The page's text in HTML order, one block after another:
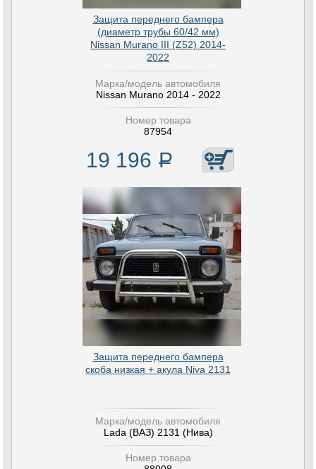
Защита переднего бампера
(диаметр трубы 60/42 мм)
Nissan Murano III (Z52) 2014-
2022
Марка/модель автомобиля
Nissan Murano 2014 - 2022
Номер товара
87954
19 196 Р
Защита переднего бампера
скоба низкая + акула Niva 2131
Марка/модель автомобиля
Lada (ВАЗ) 2131 (Нива)
Номер товара